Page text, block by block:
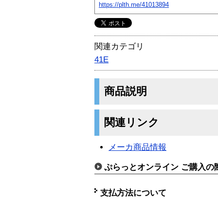
https://plth.me/41013894
関連カテゴリ
41E
商品説明
関連リンク
メーカ商品情報
ぷらっとオンライン ご購入の
支払方法について